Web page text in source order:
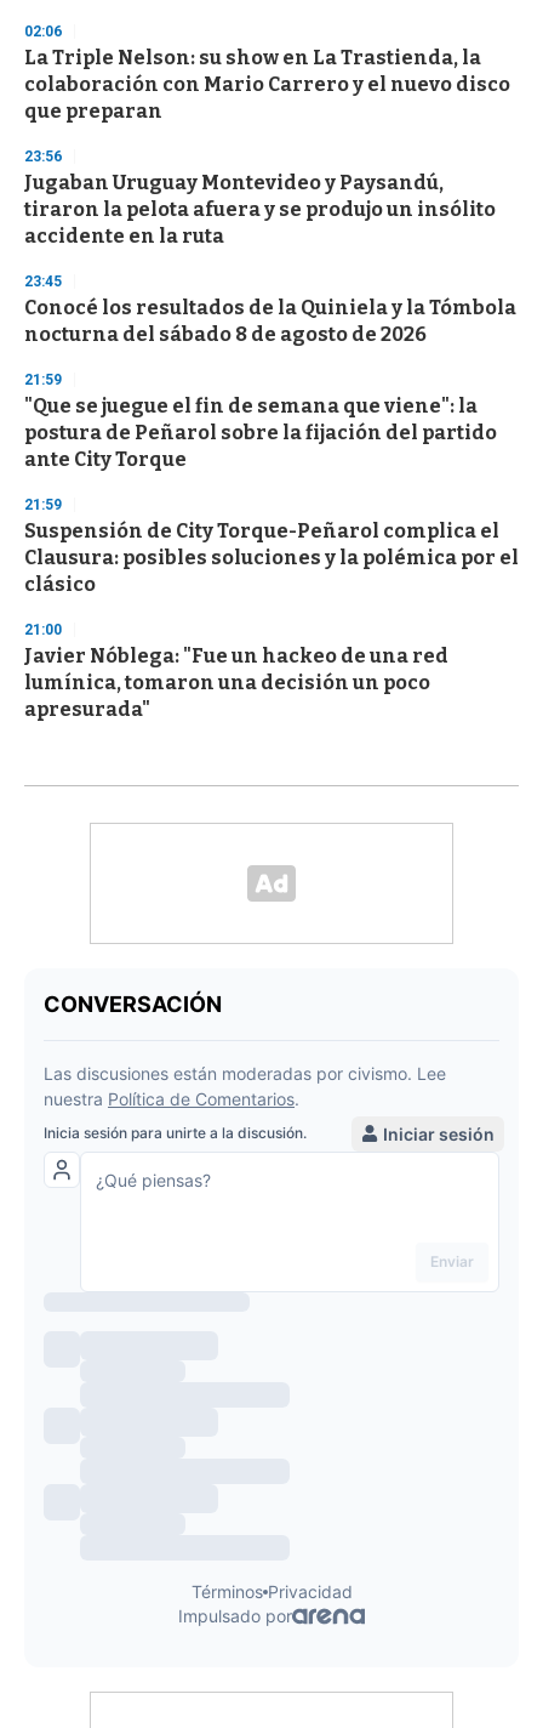
02:06
La Triple Nelson: su show en La Trastienda, la
colaboración con Mario Carrero y el nuevo disco
que preparan
23:56
Jugaban Uruguay Montevideo y Paysandú,
tiraron la pelota afuera y se produjo un insólito
accidente en la ruta
23:45
Conocé los resultados de la Quiniela y la Tómbola
nocturna del sábado 8 de agosto de 2026
21:59
"Que se juegue el fin de semana que viene": la
postura de Peñarol sobre la fijación del partido
ante City Torque
21:59
Suspensión de City Torque-Peñarol complica el
Clausura: posibles soluciones y la polémica por el
clásico
21:00
Javier Nóblega: "Fue un hackeo de una red
lumínica, tomaron una decisión un poco
apresurada"